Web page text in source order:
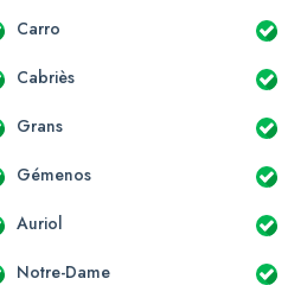
Carro
Cabriès
Grans
Gémenos
Auriol
Notre-Dame